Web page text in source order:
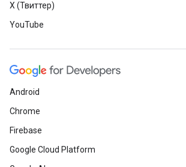
X (Твиттер)
YouTube
Android
Chrome
Firebase
Google Cloud Platform